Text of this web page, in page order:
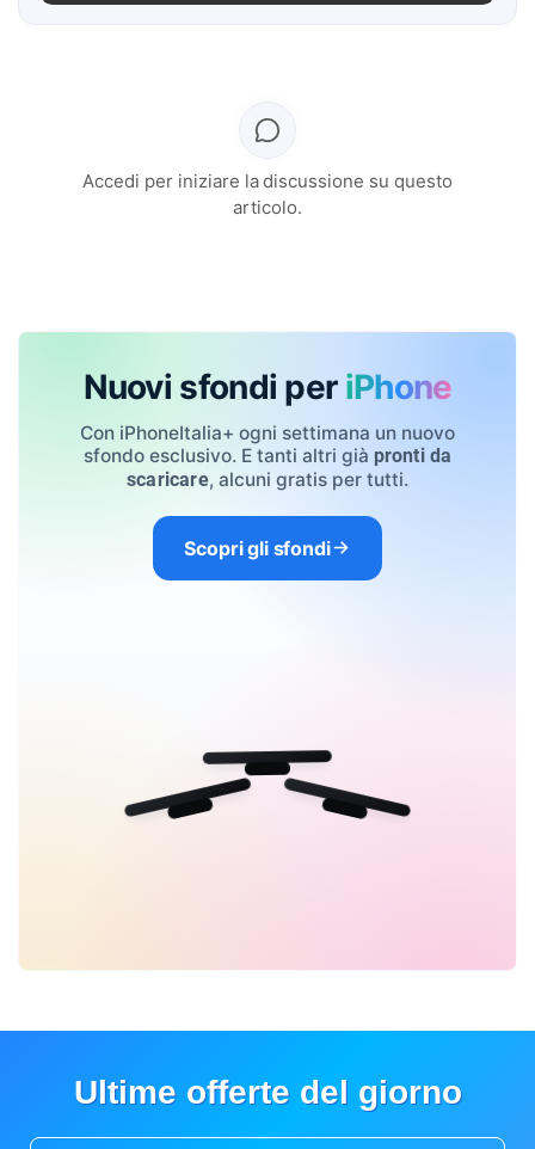
Accedi per iniziare la discussione su questo
articolo.
Nuovi sfondi per iPhone
Con iPhoneItalia+ ogni settimana un nuovo
sfondo esclusivo. E tanti altri già pronti da
scaricare, alcuni gratis per tutti.
Scopri gli sfondi
Ultime offerte del giorno